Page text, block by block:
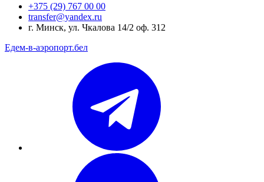
+375 (29) 767 00 00
transfer@yandex.ru
г. Минск, ул. Чкалова 14/2 оф. 312
Едем-в-аэропорт.бел